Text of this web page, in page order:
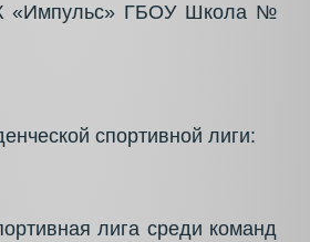
ГБОУ Школа №
спортивной лиги:
лига среди команд